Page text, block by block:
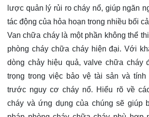
lược quản lý rủi ro cháy nổ, giúp ngăn
tác động của hỏa hoạn trong nhiều bối
Van chữa cháy là một phần không thể
phòng cháy chữa cháy hiện đại. Với
dòng chảy hiệu quả, valve chữa cháy
trọng trong việc bảo vệ tài sản và
trước nguy cơ cháy nổ. Hiểu rõ về
cháy và ứng dụng của chúng sẽ giúp